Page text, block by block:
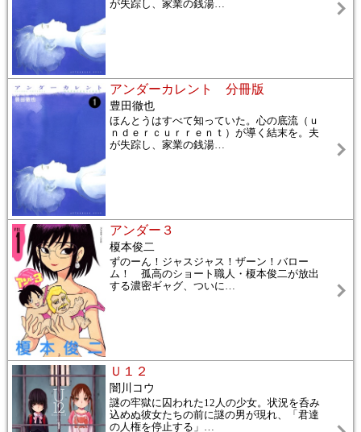
が失踪し、家業の銭湯…
アンダーカレント 分冊版
豊田徹也
ほんとうはすべて知っていた。心の底流（ｕ
ｎｄｅｒｃｕｒｒｅｎｔ）が導く結末を。夫
が失踪し、家業の銭湯…
アンダー３
榎本俊二
ずのーん！ジャスジャス！ザーン！バロー
ム！ 孤高のショート職人・榎本俊二が放出
する濃密ギャグ、ついに…
Ｕ１２
闇川コウ
謎の牢獄に囚われた12人の少女。状況を呑み
込めぬ彼女たちの前に謎の男が現れ、「君達
の人権を停止する」 …